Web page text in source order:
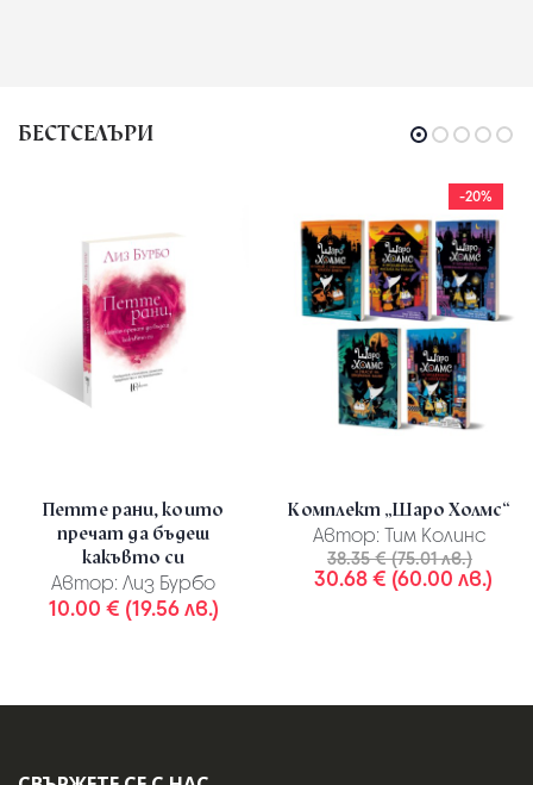
БЕСТСЕЛЪРИ
Петте рани, които
пречат да бъдеш
какъвто си
Автор: Лиз Бурбо
10.00 € (19.56 лв.)
-20%
Комплект „Шаро Холмс“
Автор: Тим Колинс
38.35 € (75.01 лв.)
30.68 € (60.00 лв.)